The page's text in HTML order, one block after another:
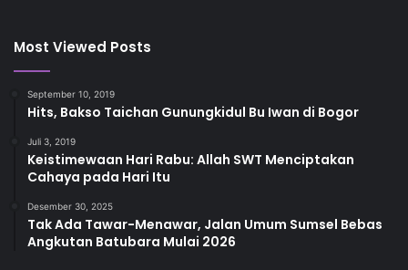
Most Viewed Posts
September 10, 2019
Hits, Bakso Taichan Gunungkidul Bu Iwan di Bogor
Juli 3, 2019
Keistimewaan Hari Rabu: Allah SWT Menciptakan
Cahaya pada Hari Itu
Desember 30, 2025
Tak Ada Tawar-Menawar, Jalan Umum Sumsel Bebas
Angkutan Batubara Mulai 2026